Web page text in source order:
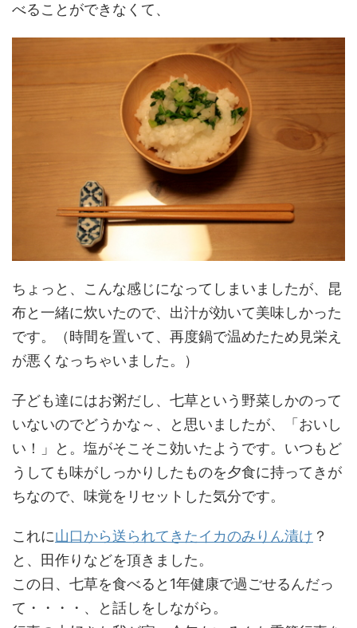
べることができなくて、
ちょっと、こんな感じになってしまいましたが、昆
布と一緒に炊いたので、出汁が効いて美味しかった
です。（時間を置いて、再度鍋で温めたため見栄え
が悪くなっちゃいました。）
子ども達にはお粥だし、七草という野菜しかのって
いないのでどうかな～、と思いましたが、「おいし
い！」と。塩がそこそこ効いたようです。いつもど
うしても味がしっかりしたものを夕食に持ってきが
ちなので、味覚をリセットした気分です。
これに山口から送られてきたイカのみりん漬け ？
と、田作りなどを頂きました。
この日、七草を食べると1年健康で過ごせるんだっ
て・・・・、と話しをしながら。